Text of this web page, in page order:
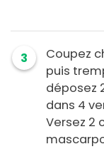
3
Coupez
puis
déposez
dans 4
Versez 2